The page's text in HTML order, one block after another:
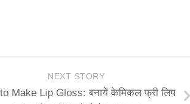
NEXT STORY
Make Lip Gloss: बनायें केमिकल फ्री लिप